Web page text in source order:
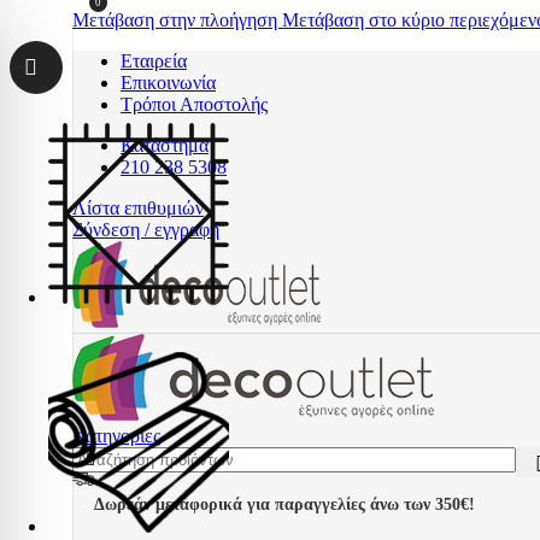
Μετάβαση στην πλοήγηση Μετάβαση στο κύριο
Εταιρεία
Επικοινωνία
Τρόποι Αποστολής
Κατάστημα
210 238 5308
Λίστα επιθυμιών
Σύνδεση / εγγραφή
Κατηγορίες
Δωρεάν μεταφορικά για παραγγελίες άνω των 350€!
0